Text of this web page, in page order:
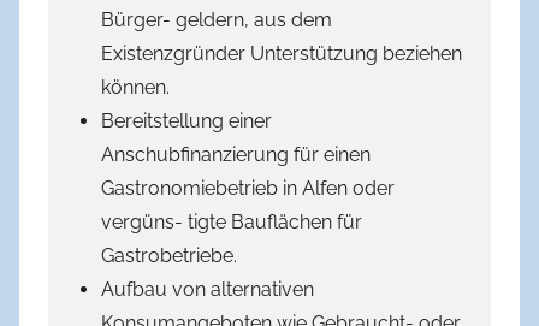
Bürger- geldern, aus dem
Existenzgründer Unterstützung beziehen
können.
Bereitstellung einer
Anschubfinanzierung für einen
Gastronomiebetrieb in Alfen oder
vergüns- tigte Bauflächen für
Gastrobetriebe.
Aufbau von alternativen